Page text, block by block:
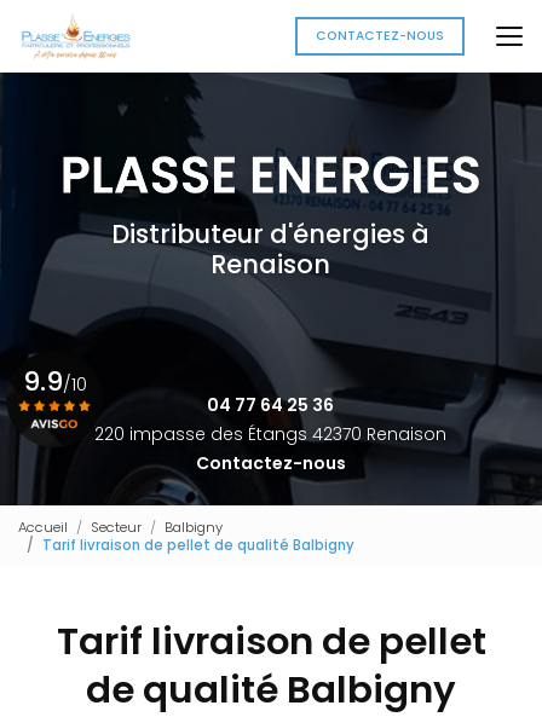
au
contenu
principal
CONTACTEZ-NOUS
Distributeur d'énergies à
Renaison
04 77 64 25 36
220 impasse des Étangs 42370 Renaison
Contactez-nous
9.9/10
Accueil Secteur
Balbigny
Tarif livraison de pellet de qualité Balbigny
Tarif livraison de pellet
de qualité Balbigny